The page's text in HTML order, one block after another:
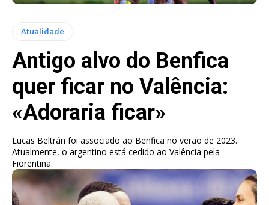
Atualidade
Antigo alvo do Benfica
quer ficar no Valência:
«Adoraria ficar»
Lucas Beltrán foi associado ao Benfica no verão de 2023.
Atualmente, o argentino está cedido ao Valência pela
Fiorentina.